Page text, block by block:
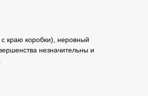
краю коробки), неровный
незначительны и